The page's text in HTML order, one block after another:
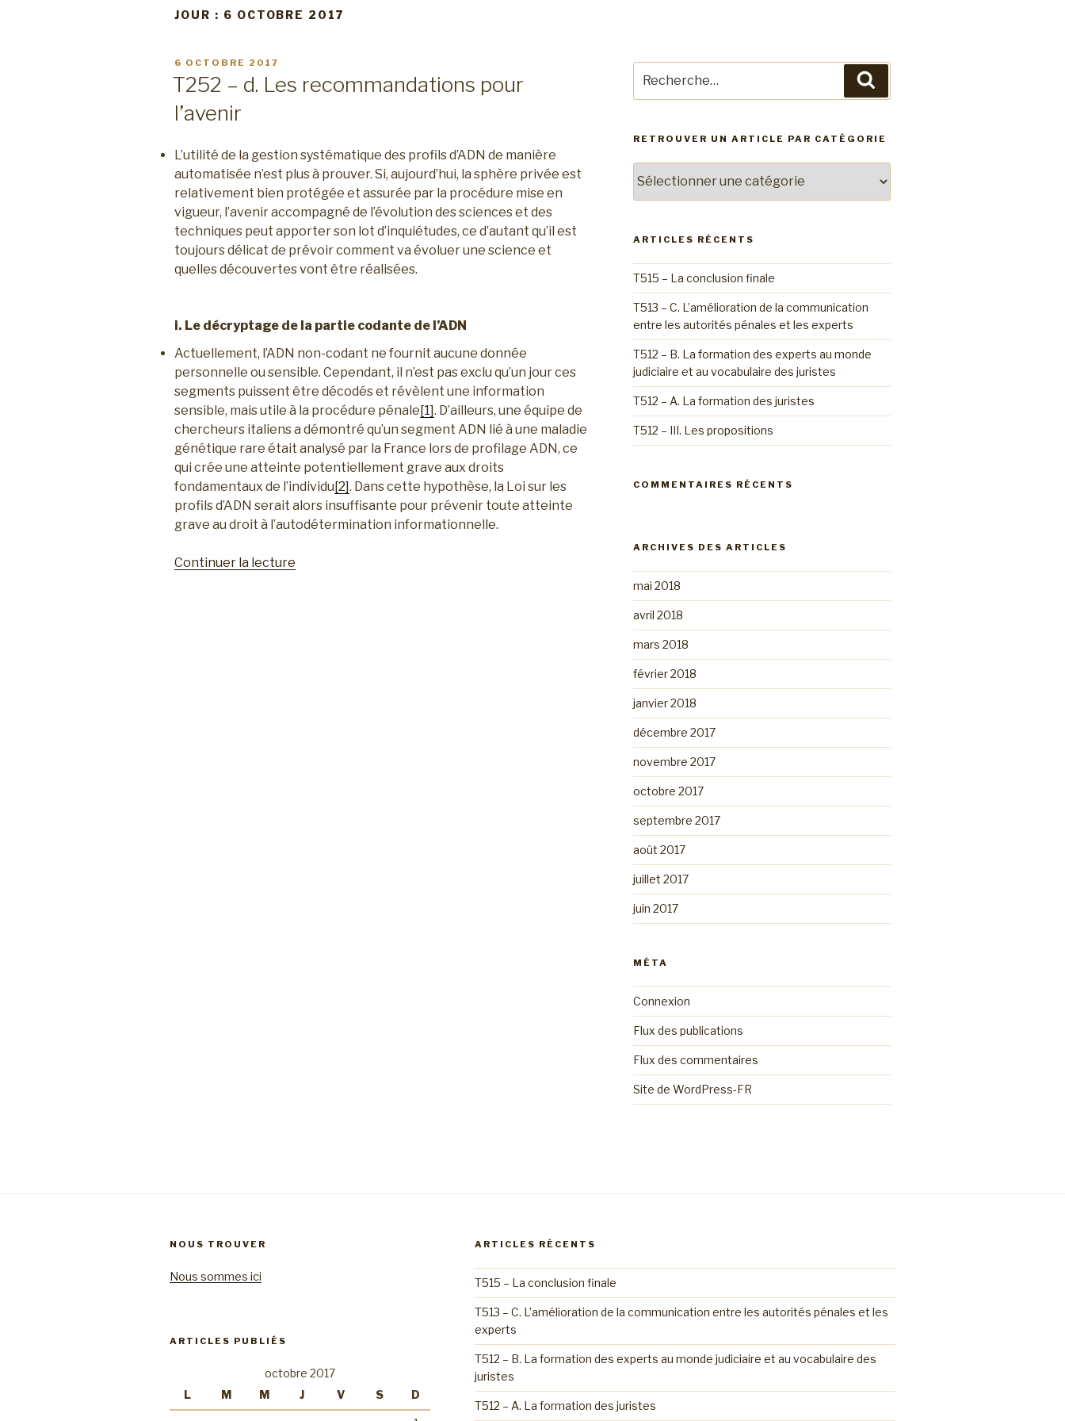
JOUR : 6 OCTOBRE 2017
PUBLIÉ
LE
6 OCTOBRE 2017
T252 – d. Les recommandations pour
l’avenir
L’utilité de la gestion systématique des profils d’ADN de manière
automatisée n’est plus à prouver. Si, aujourd’hui, la sphère privée est
relativement bien protégée et assurée par la procédure mise en
vigueur, l’avenir accompagné de l’évolution des sciences et des
techniques peut apporter son lot d’inquiétudes, ce d’autant qu’il est
toujours délicat de prévoir comment va évoluer une science et
quelles découvertes vont être réalisées.
i. Le décryptage de la partie codante de l’ADN
Actuellement, l’ADN non-codant ne fournit aucune donnée
personnelle ou sensible. Cependant, il n’est pas exclu qu’un jour ces
segments puissent être décodés et révèlent une information
sensible, mais utile à la procédure pénale[1]. D’ailleurs, une équipe de
chercheurs italiens a démontré qu’un segment ADN lié à une maladie
génétique rare était analysé par la France lors de profilage ADN, ce
qui crée une atteinte potentiellement grave aux droits
fondamentaux de l’individu[2]. Dans cette hypothèse, la Loi sur les
profils d’ADN serait alors insuffisante pour prévenir toute atteinte
grave au droit à l’autodétermination informationnelle.
Continuer la lecture
pour
RETROUVER UN ARTICLE PAR CATÉGORIE
un
catégorie
ARTICLES RÉCENTS
T515 – La conclusion finale
T513 – C. L’amélioration de la communication
entre les autorités pénales et les experts
T512 – B. La formation des experts au monde
judiciaire et au vocabulaire des juristes
T512 – A. La formation des juristes
T512 – III. Les propositions
COMMENTAIRES RÉCENTS
ARCHIVES DES ARTICLES
mai 2018
avril 2018
mars 2018
février 2018
janvier 2018
décembre 2017
novembre 2017
octobre 2017
septembre 2017
août 2017
juillet 2017
juin 2017
MÉTA
Connexion
Flux des publications
Flux des commentaires
Site de WordPress-FR
NOUS TROUVER
Nous sommes ici
ARTICLES PUBLIÉS
octobre 2017
L
M M J V S D
ARTICLES RÉCENTS
T515 – La conclusion finale
T513 – C. L’amélioration de la communication entre les autorités pénales et les
experts
T512 – B. La formation des experts au monde judiciaire et au vocabulaire des
juristes
T512 – A. La formation des juristes